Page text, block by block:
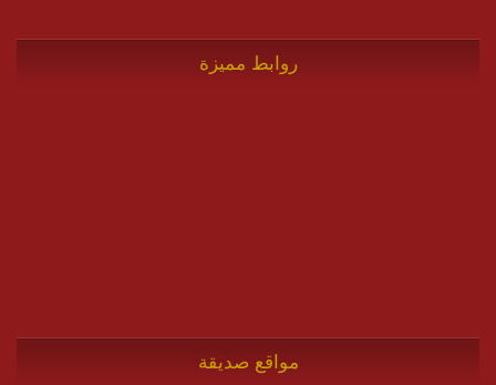
روابط مميزة
مواقع صديقة